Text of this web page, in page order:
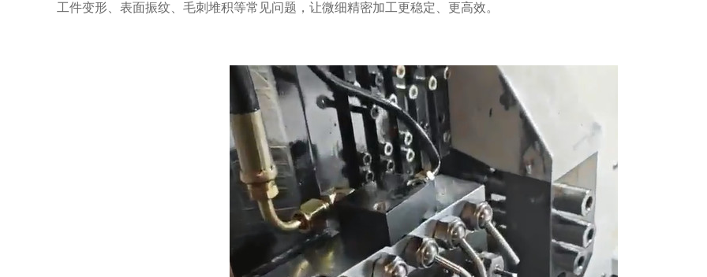
工件变形、表面振纹、毛刺堆积等常见问题，让微细精密加工更稳定、更高效。